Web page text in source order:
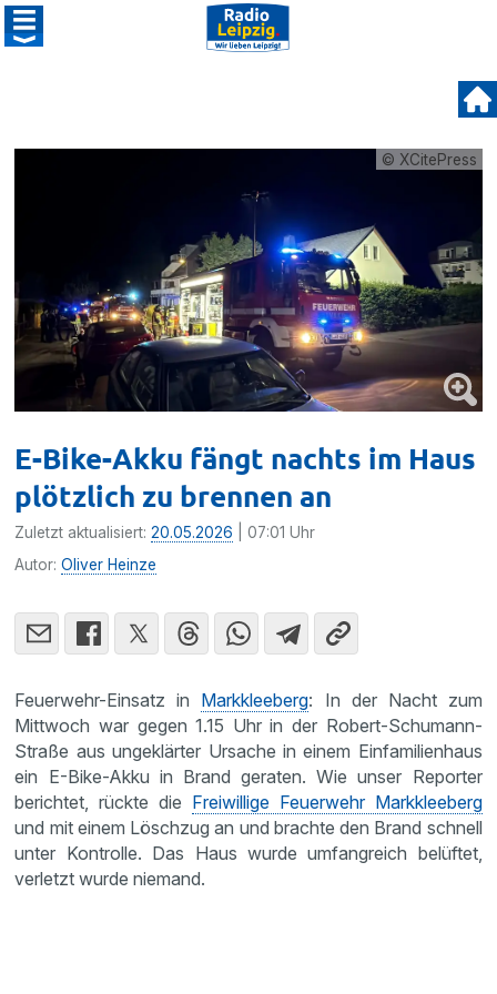
© XCitePress
E-Bike-Akku fängt nachts im Haus
plötzlich zu brennen an
Zuletzt aktualisiert:20.05.2026 | 07:01 Uhr
Autor:Oliver Heinze
Feuerwehr-Einsatz in Markkleeberg: In der Nacht zum
Mittwoch war gegen 1.15 Uhr in der Robert-Schumann-
Straße aus ungeklärter Ursache in einem Einfamilienhaus
ein E-Bike-Akku in Brand geraten. Wie unser Reporter
berichtet, rückte die Freiwillige Feuerwehr Markkleeberg
und mit einem Löschzug an und brachte den Brand schnell
unter Kontrolle. Das Haus wurde umfangreich belüftet,
verletzt wurde niemand.